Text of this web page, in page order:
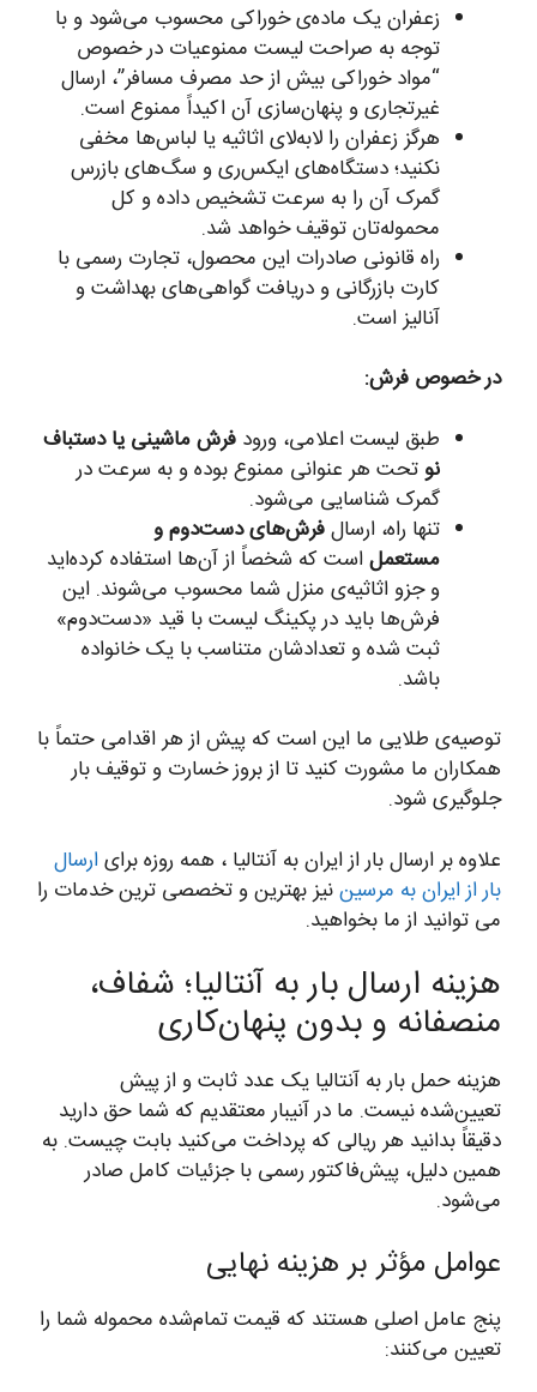
زعفران یک ماده‌ی خوراکی محسوب می‌شود و با
توجه به صراحت لیست ممنوعیات در خصوص
“مواد خوراکی بیش از حد مصرف مسافر”، ارسال
غیرتجاری و پنهان‌سازی آن اکیداً ممنوع است.
هرگز زعفران را لابه‌لای اثاثیه یا لباس‌ها مخفی
نکنید؛ دستگاه‌های ایکس‌ری و سگ‌های بازرس
گمرک آن را به سرعت تشخیص داده و کل
محموله‌تان توقیف خواهد شد.
راه قانونی صادرات این محصول، تجارت رسمی با
کارت بازرگانی و دریافت گواهی‌های بهداشت و
آنالیز است.
در خصوص فرش:
طبق لیست اعلامی، ورود فرش ماشینی یا دستباف
نوتحت هر عنوانی ممنوع بوده و به سرعت در
گمرک شناسایی می‌شود.
تنها راه، ارسالفرش‌های دست‌دوم و
مستعملاست که شخصاً از آن‌ها استفاده کرده‌اید
و جزو اثاثیه‌ی منزل شما محسوب می‌شوند. این
فرش‌ها باید در پکینگ لیست با قید «دست‌دوم»
ثبت شده و تعدادشان متناسب با یک خانواده
باشد.
توصیه‌ی طلایی ما این است که پیش از هر اقدامی حتماً با
همکاران ما مشورت کنید تا از بروز خسارت و توقیف بار
جلوگیری شود.
علاوه بر ارسال بار از ایران به آنتالیا ، همه روزه برایارسال
بار از ایران به مرسیننیز بهترین و تخصصی ترین خدمات را
می توانید از ما بخواهید.
هزینه ارسال بار به آنتالیا؛ شفاف،
منصفانه و بدون پنهان‌کاری
هزینه حمل بار به آنتالیا یک عدد ثابت و از پیش
تعیین‌شده نیست. ما در آنیبار معتقدیم که شما حق دارید
دقیقاً بدانید هر ریالی که پرداخت می‌کنید بابت چیست. به
همین دلیل، پیش‌فاکتور رسمی با جزئیات کامل صادر
می‌شود.
عوامل مؤثر بر هزینه نهایی
پنج عامل اصلی هستند که قیمت تمام‌شده محموله شما را
تعیین می‌کنند: